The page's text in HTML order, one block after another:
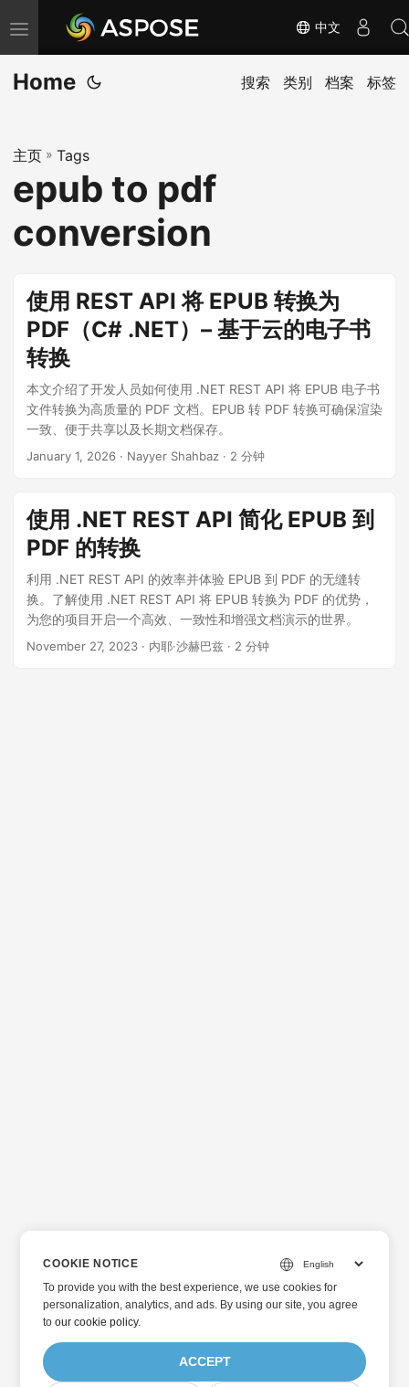
切
换
导
中文
Home 搜索 类别 档案 标签
主页 » Tags
epub to pdf
conversion
使用 REST API 将 EPUB 转换为
PDF（C# .NET）– 基于云的电子书
转换
本文介绍了开发人员如何使用 .NET REST API 将 EPUB 电子书
文件转换为高质量的 PDF 文档。EPUB 转 PDF 转换可确保渲染
一致、便于共享以及长期文档保存。
January 1, 2026 · Nayyer Shahbaz · 2 分钟
使用 .NET REST API 简化 EPUB 到
PDF 的转换
利用 .NET REST API 的效率并体验 EPUB 到 PDF 的无缝转
换。了解使用 .NET REST API 将 EPUB 转换为 PDF 的优势，
为您的项目开启一个高效、一致性和增强文档演示的世界。
November 27, 2023 · 内耶·沙赫巴兹 · 2 分钟
COOKIE NOTICE
To provide you with the best experience, we use cookies for
personalization, analytics, and ads. By using our site, you agree
toour cookie policy.
ACCEPT